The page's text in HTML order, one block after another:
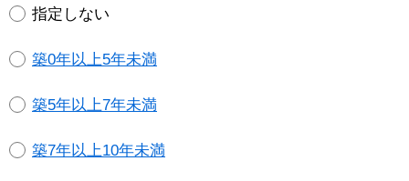
指定しない
築0年以上5年未満
築5年以上7年未満
築7年以上10年未満